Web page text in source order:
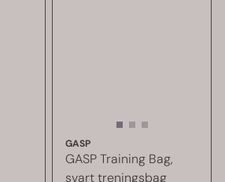
GASP
GASP Training Bag,
svart treningsbag